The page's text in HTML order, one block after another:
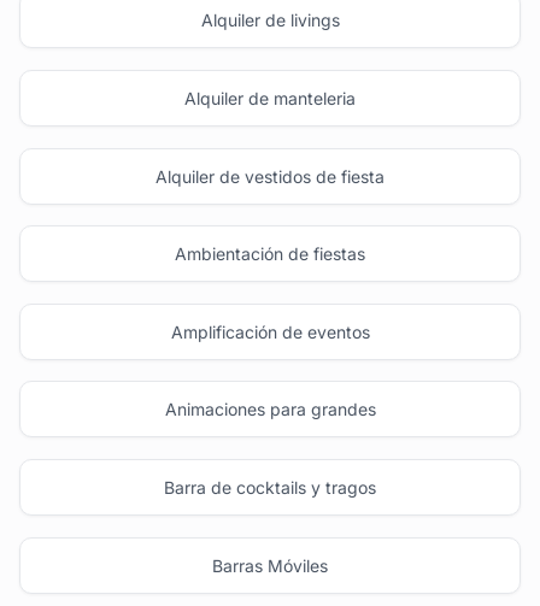
Alquiler de livings
Alquiler de manteleria
Alquiler de vestidos de fiesta
Ambientación de fiestas
Amplificación de eventos
Animaciones para grandes
Barra de cocktails y tragos
Barras Móviles